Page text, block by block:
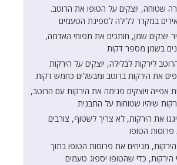
שטוחה, יוצקים על הטופו את הרוטב.
במקרר ללילה לספיגת הטעמים
יוצקים שמן, חותכים את תפוחי האדמה,
בשמן מספר דקות
לירקות לבלילה, יוצקים על הירקות
את הירקות ברוטב ומבשלים כחמש דקות.
אפייה ויוצקים פנימה את הירקות עם הרוטב,
שיהיו שטוחות על התבנית
את הירקות, לא צריך לשטוף, צורבים
הטופו
מניחים את פרוסות הטופו בתוך
הירקות, כדי שהטופו יספוג טעמים